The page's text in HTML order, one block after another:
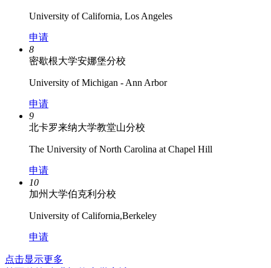
University of California, Los Angeles
申请
8
密歇根大学安娜堡分校
University of Michigan - Ann Arbor
申请
9
北卡罗来纳大学教堂山分校
The University of North Carolina at Chapel Hill
申请
10
加州大学伯克利分校
University of California,Berkeley
申请
点击显示更多